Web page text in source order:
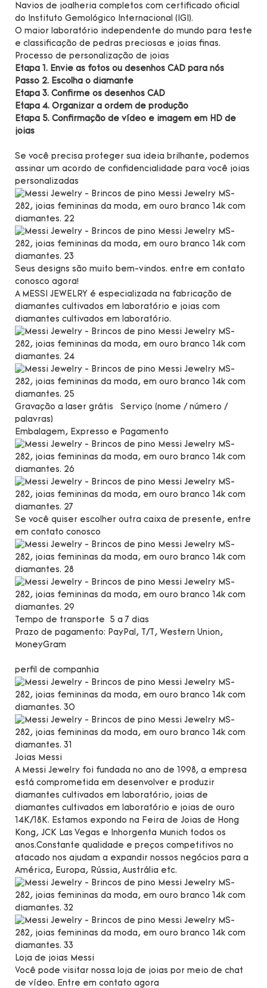
Navios de joalheria completos com certificado oficial
do Instituto Gemológico Internacional (IGI).
O maior laboratório independente do mundo para teste
e classificação de pedras preciosas e joias finas.
Processo de personalização de joias
Etapa 1. Envie as fotos ou desenhos CAD para nós
Passo 2. Escolha o diamante
Etapa 3. Confirme os desenhos CAD
Etapa 4. Organizar a ordem de produção
Etapa 5. Confirmação de vídeo e imagem em HD de
joias
Se você precisa proteger sua ideia brilhante, podemos
assinar um acordo de confidencialidade para você joias
personalizadas
Seus designs são muito bem-vindos. entre em contato
conosco agora!
A MESSI JEWELRY é especializada na fabricação de
diamantes cultivados em laboratório e joias com
diamantes cultivados em laboratório.
Gravação a laser grátis
Serviço (nome / número /
palavras)
Embalagem, Expresso e Pagamento
Se você quiser escolher outra caixa de presente, entre
em contato conosco
Tempo de transporte
5 a 7 dias
Prazo de pagamento: PayPal, T/T, Western Union,
MoneyGram
perfil de companhia
Joias Messi
A Messi Jewelry foi fundada no ano de 1998, a empresa
está comprometida em desenvolver e produzir
diamantes cultivados em laboratório, joias de
diamantes cultivados em laboratório e joias de ouro
14K/18K. Estamos expondo na Feira de Joias de Hong
Kong, JCK Las Vegas e Inhorgenta Munich todos os
anos.Constante qualidade e preços competitivos no
atacado nos ajudam a expandir nossos negócios para a
América, Europa, Rússia, Austrália etc.
Loja de joias Messi
Você pode visitar nossa loja de joias por meio de chat
de vídeo. Entre em contato agora